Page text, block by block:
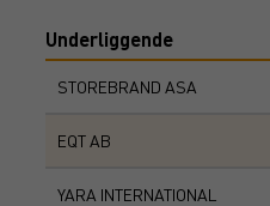
Underliggende
STOREBRAND ASA
EQT AB
YARA INTERNATIONAL